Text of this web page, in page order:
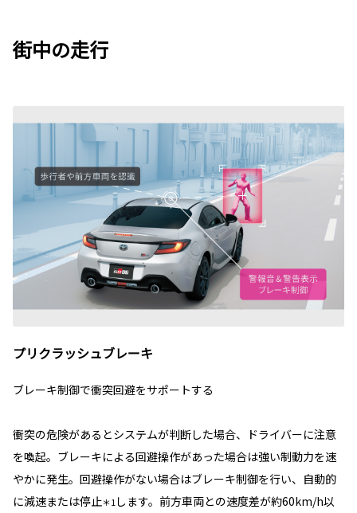
街中の走行
プリクラッシュブレーキ
ブレーキ制御で衝突回避をサポートする
衝突の危険があるとシステムが判断した場合、ドライバーに注意
を喚起。ブレーキによる回避操作があった場合は強い制動力を速
やかに発生。回避操作がない場合はブレーキ制御を行い、自動的
に減速または停止＊1します。前方車両との速度差が約60km/h以